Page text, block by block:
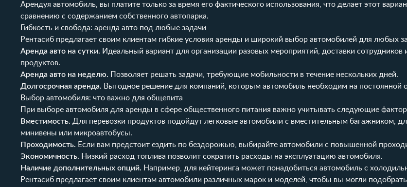
Арендуя автомобиль, вы платите только за время его фактического использования, что делает этот
сравнению с содержанием собственного автопарка.
Гибкость и свобода: аренда авто под любые задачи
Рентасиб предлагает своим клиентам гибкие условия аренды и широкий выбор автомобилей для любых
Аренда авто на сутки. Идеальный вариант для организации разовых мероприятий, доставки сотрудников
продуктов.
Аренда авто на неделю. Позволяет решать задачи, требующие мобильности в течение нескольких дней.
Долгосрочная аренда. Выгодное решение для компаний, которым автомобиль необходим на постоянной
Выбор автомобиля: что важно для общепита
При выборе автомобиля для аренды в сфере общественного питания важно учитывать следующие
Вместимость. Для перевозки продуктов подойдут легковые автомобили с вместительным багажником,
минивены или микроавтобусы.
Проходимость. Если вам предстоит ездить по бездорожью, выбирайте автомобили с повышенной
Экономичность. Низкий расход топлива позволит сократить расходы на эксплуатацию автомобиля.
Наличие дополнительных опций. Например, для кейтеринга может понадобиться автомобиль с
Рентасиб предлагает своим клиентам автомобили различных марок и моделей, чтобы вы могли